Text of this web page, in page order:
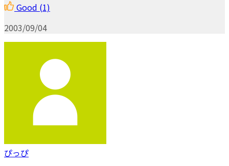
Good (1)
2003/09/04
ぴっぴ